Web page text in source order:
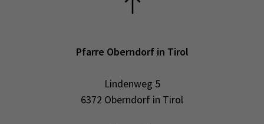
Pfarre Oberndorf in Tirol
Lindenweg 5
6372 Oberndorf in Tirol